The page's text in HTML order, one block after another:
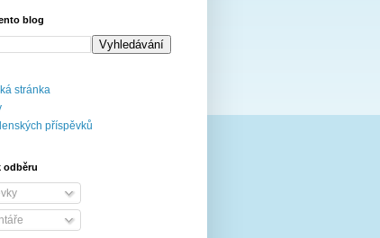
blog
stránka
příspěvků
odběru